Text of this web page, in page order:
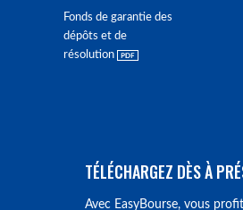
Fonds de garantie des
dépôts et de
résolution
TÉLÉCHARGEZ DÈS À
Avec EasyBourse, vous